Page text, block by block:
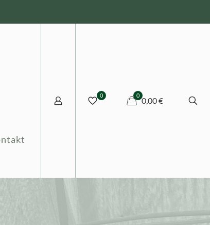
0 0
0,00 €